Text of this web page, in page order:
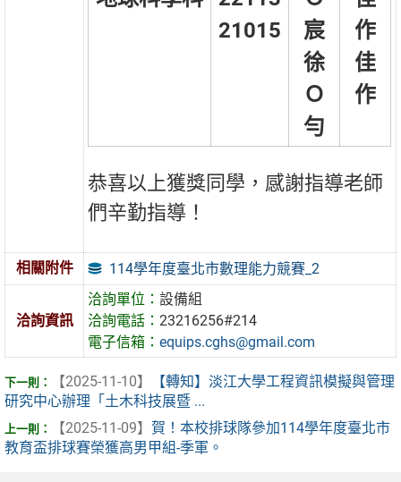
21015
宸
徐
Ｏ
勻
作
佳
作
恭喜以上獲獎同學，感謝指導老師
們辛勤指導！
相關附件 114學年度臺北市數理能力競賽_2
洽詢資訊
洽詢單位：設備組
洽詢電話：23216256#214
電子信箱：equips.cghs@gmail.com
【2025-11-10】
【轉知】淡江大學工程資訊模擬與管理
研究中心辦理「土木科技展暨 ...
【2025-11-09】 賀！本校排球隊參加114學年度臺北市
教育盃排球賽榮獲高男甲組-季軍。